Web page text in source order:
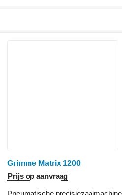
Grimme Matrix 1200
Prijs op aanvraag
Pneumatische precisiezaaimachine